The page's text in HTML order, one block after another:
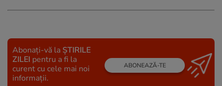
Abonați-vă la ȘTIRILE
ZILEI pentru a fi la
curent cu cele mai noi
informații.
ABONEAZĂ-TE